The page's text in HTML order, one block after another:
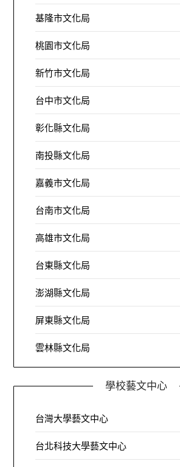
基隆市文化局
桃園市文化局
新竹市文化局
台中市文化局
彰化縣文化局
南投縣文化局
嘉義市文化局
台南市文化局
高雄市文化局
台東縣文化局
澎湖縣文化局
屏東縣文化局
雲林縣文化局
學校藝文中心
台灣大學藝文中心
台北科技大學藝文中心